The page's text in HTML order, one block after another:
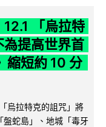
12.1 「烏拉特
提高世界首
縮短約 10 分
烏拉特克的詛咒」將
蛇島」、地城「毒牙